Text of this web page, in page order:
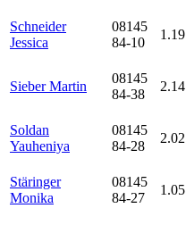
Schneider
Jessica
08145
84-10
1.19
Sieber Martin
08145
84-38
2.14
Soldan
Yauheniya
08145
84-28
2.02
Stäringer
Monika
08145
84-27
1.05